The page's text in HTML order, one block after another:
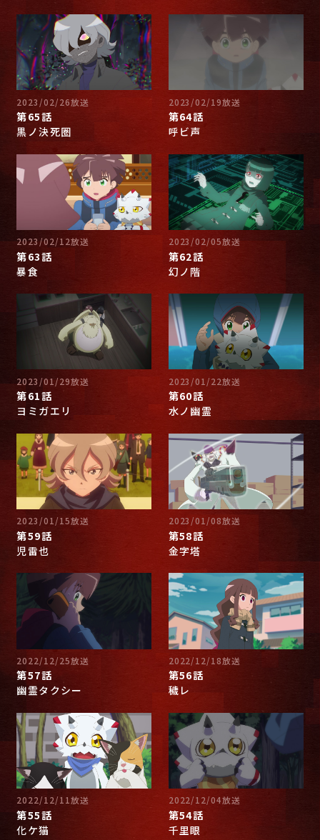
2023/02/26放送
第65話
黒ノ決死圏
2023/02/19放送
第64話
呼ビ声
2023/02/12放送
第63話
暴食
2023/02/05放送
第62話
幻ノ階
2023/01/29放送
第61話
ヨミガエリ
2023/01/22放送
第60話
水ノ幽霊
2023/01/15放送
第59話
児雷也
2023/01/08放送
第58話
金字塔
2022/12/25放送
第57話
幽霊タクシー
2022/12/18放送
第56話
穢レ
2022/12/11放送
第55話
化ケ猫
2022/12/04放送
第54話
千里眼